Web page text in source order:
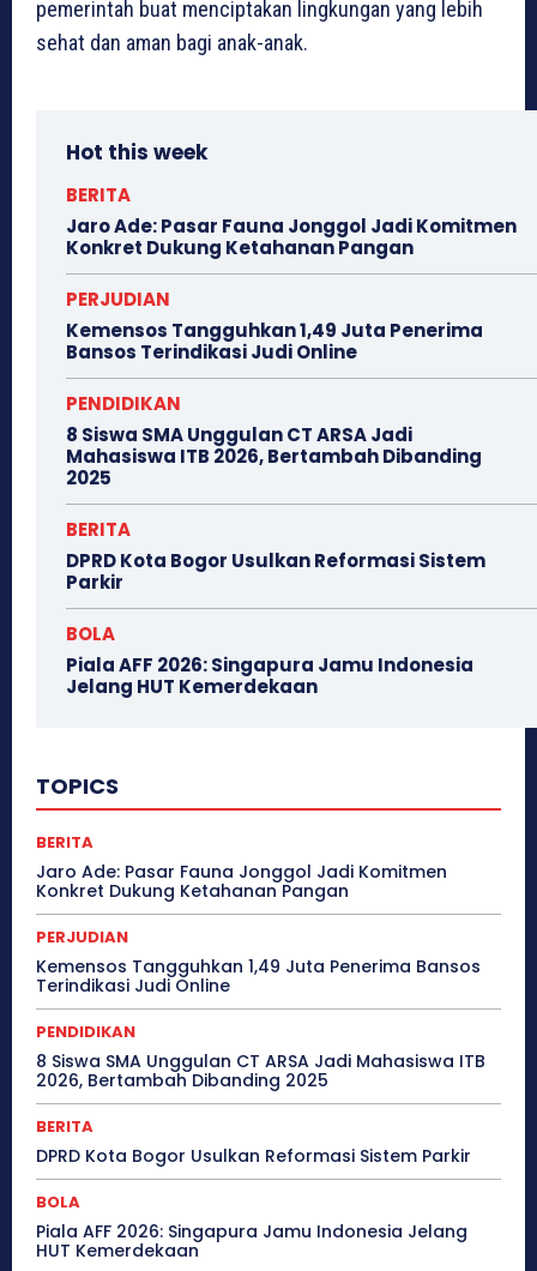
pemerintah buat menciptakan lingkungan yang lebih
sehat dan aman bagi anak-anak.
Hot this week
BERITA
Jaro Ade: Pasar Fauna Jonggol Jadi Komitmen
Konkret Dukung Ketahanan Pangan
PERJUDIAN
Kemensos Tangguhkan 1,49 Juta Penerima
Bansos Terindikasi Judi Online
PENDIDIKAN
8 Siswa SMA Unggulan CT ARSA Jadi
Mahasiswa ITB 2026, Bertambah Dibanding
2025
BERITA
DPRD Kota Bogor Usulkan Reformasi Sistem
Parkir
BOLA
Piala AFF 2026: Singapura Jamu Indonesia
Jelang HUT Kemerdekaan
TOPICS
BERITA
Jaro Ade: Pasar Fauna Jonggol Jadi Komitmen
Konkret Dukung Ketahanan Pangan
PERJUDIAN
Kemensos Tangguhkan 1,49 Juta Penerima Bansos
Terindikasi Judi Online
PENDIDIKAN
8 Siswa SMA Unggulan CT ARSA Jadi Mahasiswa ITB
2026, Bertambah Dibanding 2025
BERITA
DPRD Kota Bogor Usulkan Reformasi Sistem Parkir
BOLA
Piala AFF 2026: Singapura Jamu Indonesia Jelang
HUT Kemerdekaan